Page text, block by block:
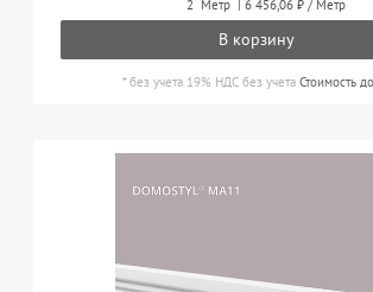
2 Метр | 6 456,06 ₽ / Метр
В корзину
*без учета 19% НДС без учета Стоимость